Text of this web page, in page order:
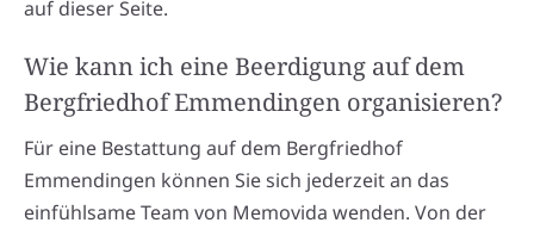
auf dieser Seite.
Wie kann ich eine Beerdigung auf dem
Bergfriedhof Emmendingen organisieren?
Für eine Bestattung auf dem Bergfriedhof
Emmendingen können Sie sich jederzeit an das
einfühlsame Team von Memovida wenden. Von der